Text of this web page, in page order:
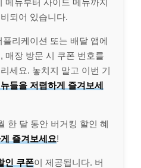
메뉴부터 사이드 메뉴까지
되어 있습니다.
리케이션 또는 배달 앱에
매장 방문 시 쿠폰 번호를
세요. 놓치지 말고 이번 기
들을 저렴하게 즐겨보세
한 달 동안 버거킹 할인 혜
즐겨보세요!
인 쿠폰이 제공됩니다. 버